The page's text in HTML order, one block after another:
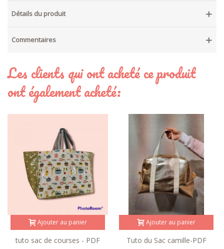
Détails du produit
Commentaires
Les clients qui ont acheté ce produit
ont également acheté:
Ajouter au panier
tuto sac de courses - PDF
Ajouter au panier
Tuto du Sac camille-PDF